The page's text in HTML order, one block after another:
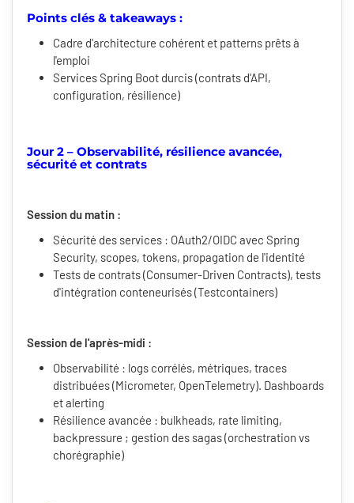
Points clés & takeaways :
Cadre d'architecture cohérent et patterns prêts à
l'emploi
Services Spring Boot durcis (contrats d'API,
configuration, résilience)
Jour 2 – Observabilité, résilience avancée,
sécurité et contrats
Session du matin :
Sécurité des services : OAuth2/OIDC avec Spring
Security, scopes, tokens, propagation de l'identité
Tests de contrats (Consumer-Driven Contracts), tests
d'intégration conteneurisés (Testcontainers)
Session de l'après-midi :
Observabilité : logs corrélés, métriques, traces
distribuées (Micrometer, OpenTelemetry). Dashboards
et alerting
Résilience avancée : bulkheads, rate limiting,
backpressure ; gestion des sagas (orchestration vs
chorégraphie)